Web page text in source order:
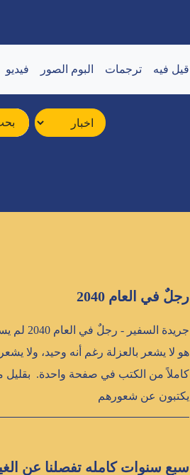
قيل فيه ترجمات البوم الصور فيديو
رجلٌ في العام 2040
جريدة
هو لا يشعر بالعزلة رغم أنه وحيد، ولا
كاملاً من الكتب في صفحة واحدة. بقليل
يكتبون عن شعورهم
سبع سنوات كامله تفصلنا عن